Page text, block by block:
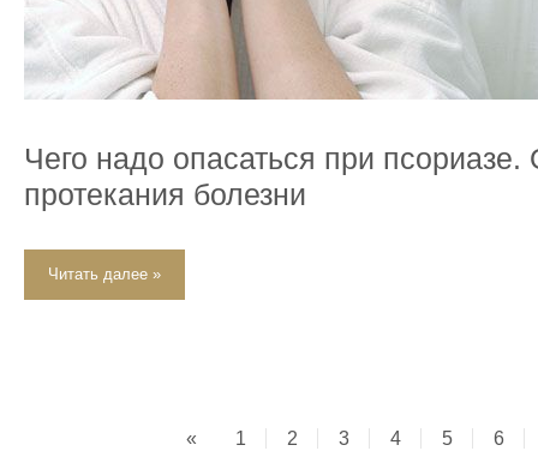
Чего надо опасаться при псориазе.
протекания болезни
Читать далее »
« 1 2 3 4 5 6